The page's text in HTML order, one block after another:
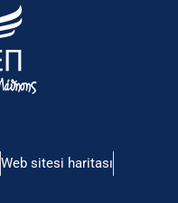
Web sitesi haritası